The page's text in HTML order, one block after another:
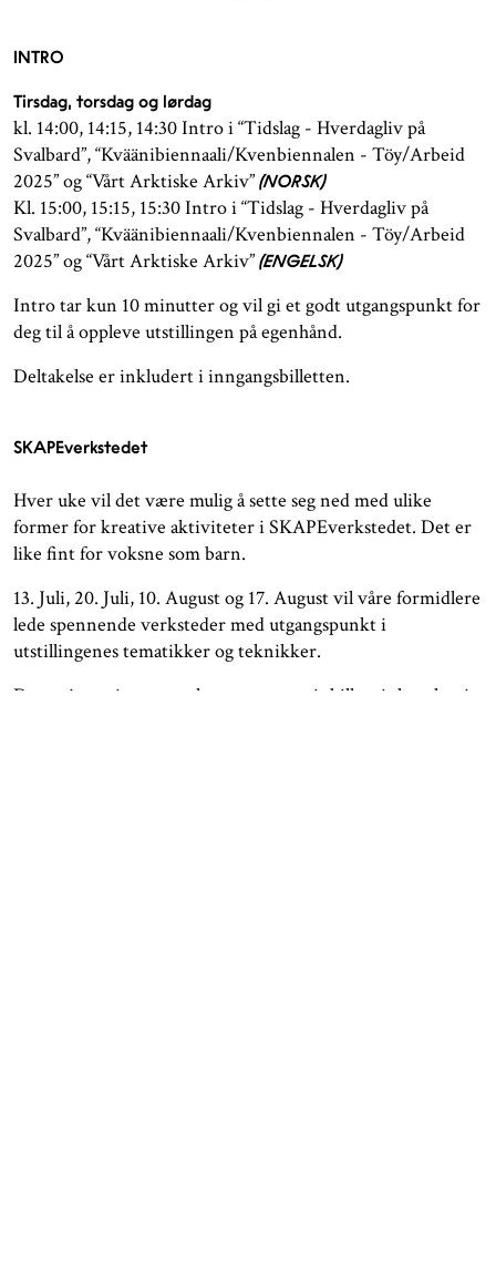
INTRO
Tirsdag, torsdag og lørdag
kl. 14:00, 14:15, 14:30 Intro i “Tidslag - Hverdagliv på
Svalbard”, “Kväänibiennaali/Kvenbiennalen - Töy/Arbeid
2025” og “Vårt Arktiske Arkiv” (NORSK)
Kl. 15:00, 15:15, 15:30 Intro i “Tidslag - Hverdagliv på
Svalbard”, “Kväänibiennaali/Kvenbiennalen - Töy/Arbeid
2025” og “Vårt Arktiske Arkiv” (ENGELSK)
Intro tar kun 10 minutter og vil gi et godt utgangspunkt for
deg til å oppleve utstillingen på egenhånd.
Deltakelse er inkludert i inngangsbilletten.
SKAPEverkstedet
Hver uke vil det være mulig å sette seg ned med ulike
former for kreative aktiviteter i SKAPEverkstedet. Det er
like fint for voksne som barn.
13. Juli, 20. Juli, 10. August og 17. August vil våre formidlere
lede spennende verksteder med utgangspunkt i
utstillingenes tematikker og teknikker.
Drop gjerne innom og hent ut en gratis billett i skranken!